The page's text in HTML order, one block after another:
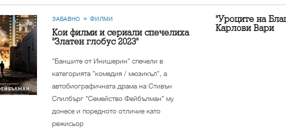
ЗАБАВНО ФИЛМИ
Кои филми и сериали спечелиха
"Златен глобус 2023"
"Баншите от Инишерин" спечели в
категорията "комедия / мюзикъл", а
автобиографичната драма на Стивън
Спилбърг "Семейство Фейбълман" му
донесе и поредното отличие като
режисьор
"Уроците на
Карлови Вари